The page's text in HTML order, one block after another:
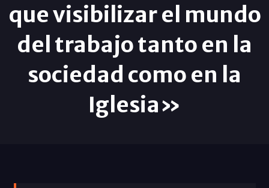
que visibilizar el mundo
del trabajo tanto en la
sociedad como en la
Iglesia»